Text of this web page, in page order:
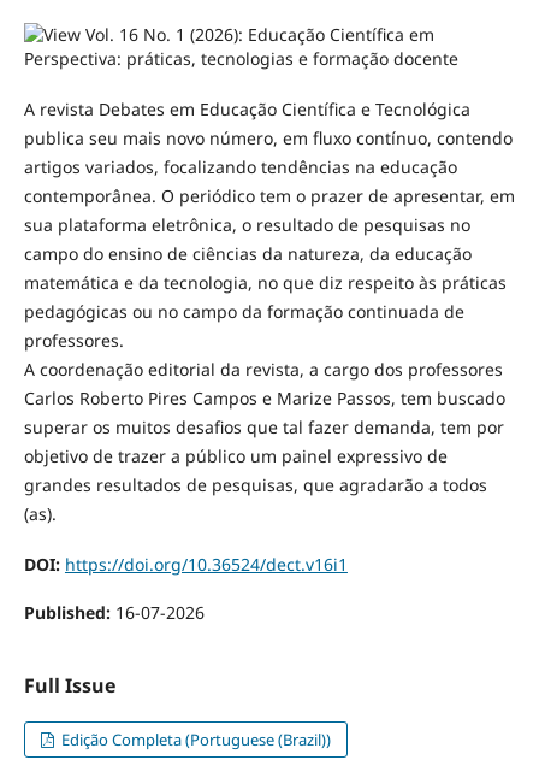
A revista Debates em Educação Científica e Tecnológica
publica seu mais novo número, em fluxo contínuo, contendo
artigos variados, focalizando tendências na educação
contemporânea. O periódico tem o prazer de apresentar, em
sua plataforma eletrônica, o resultado de pesquisas no
campo do ensino de ciências da natureza, da educação
matemática e da tecnologia, no que diz respeito às práticas
pedagógicas ou no campo da formação continuada de
professores.
A coordenação editorial da revista, a cargo dos professores
Carlos Roberto Pires Campos e Marize Passos, tem buscado
superar os muitos desafios que tal fazer demanda, tem por
objetivo de trazer a público um painel expressivo de
grandes resultados de pesquisas, que agradarão a todos
(as).
DOI: https://doi.org/10.36524/dect.v16i1
Published: 16-07-2026
Full Issue
Edição Completa (Portuguese (Brazil))